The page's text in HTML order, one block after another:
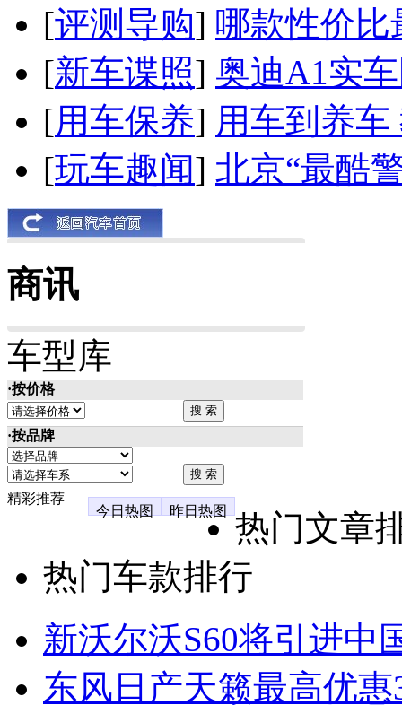
[评测导购] 哪款性价比
[新车谍照] 奥迪A1实
[用车保养] 用车到养
[玩车趣闻] 北京“最酷
商讯
车型库
·按价格
·按品牌
精彩推荐
今日热图
昨日热图
热门文章
热门车款排行
新沃尔沃S60将引进中
东风日产天籁最高优